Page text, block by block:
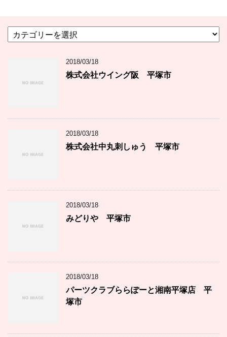
テ
2018/03/18
株式会社ウイング阪 平塚市
2018/03/18
株式会社中丸刺しゅう 平塚市
2018/03/18
みどりや 平塚市
2018/03/18
パーツクラブららぽーと湘南平塚店 平
塚市